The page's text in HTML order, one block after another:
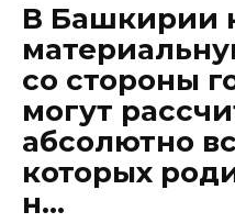
В Башкирии
со стороны
могут
абсолютно
которых
н…